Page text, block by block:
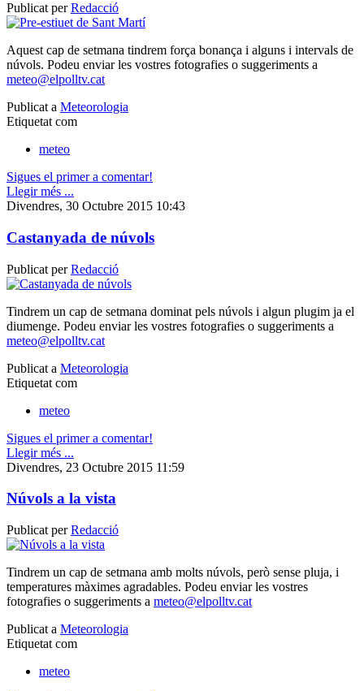
Publicat perRedacció
Aquest cap de setmana tindrem força bonança i alguns i intervals de
núvols. Podeu enviar les vostres fotografies o suggeriments a
meteo@elpolltv.cat
Publicat a Meteorologia
Etiquetat com
meteo
Sigues el primer a comentar!
Llegir més ...
Divendres, 30 Octubre 2015 10:43
Castanyada de núvols
Publicat perRedacció
Tindrem un cap de setmana dominat pels núvols i algun plugim ja el
diumenge. Podeu enviar les vostres fotografies o suggeriments a
meteo@elpolltv.cat
Publicat a Meteorologia
Etiquetat com
meteo
Sigues el primer a comentar!
Llegir més ...
Divendres, 23 Octubre 2015 11:59
Núvols a la vista
Publicat perRedacció
Tindrem un cap de setmana amb molts núvols, però sense pluja, i
temperatures màximes agradables. Podeu enviar les vostres
fotografies o suggeriments a meteo@elpolltv.cat
Publicat a Meteorologia
Etiquetat com
meteo